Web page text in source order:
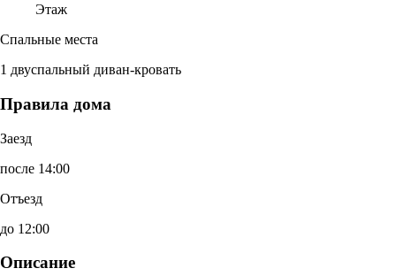
Этаж
Спальные места
1 двуспальный диван-кровать
Правила дома
Заезд
после 14:00
Отъезд
до 12:00
Описание